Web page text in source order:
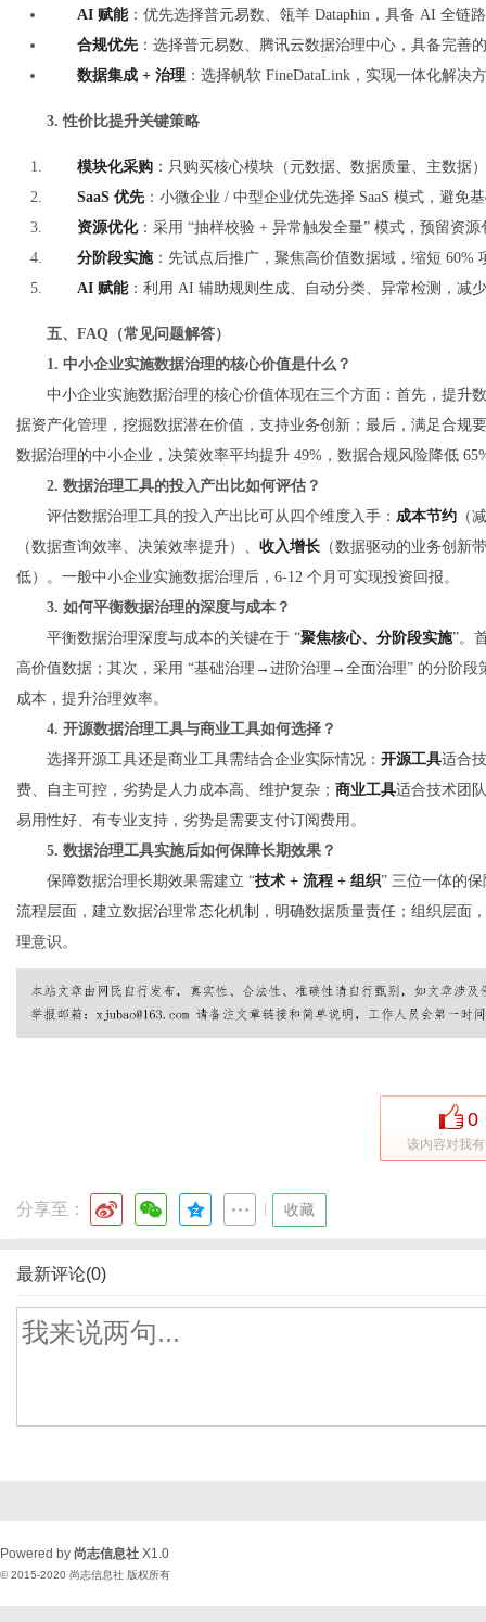
AI 赋能：优先选择普元易数、瓴羊 Dataphin，具备 AI 全链
合规优先：选择普元易数、腾讯云数据治理中心，具备完善
数据集成 + 治理 ：选择帆软 FineDataLink，实现一体化解决
3. 性价比提升关键策略
模块化采购 ：只购买核心模块（元数据、数据质量、主数据
SaaS 优先：小微企业 / 中型企业优先选择 SaaS 模式，避免
资源优化：采用 “抽样校验 + 异常触发全量” 模式，预留资
分阶段实施：先试点后推广，聚焦高价值数据域，缩短 60%
AI 赋能：利用 AI 辅助规则生成、自动分类、异常检测，减
五、FAQ（常见问题解答）
1. 中小企业实施数据治理的核心价值是什么？
中小企业实施数据治理的核心价值体现在三个方面：首先，提升
据资产化管理，挖掘数据潜在价值，支持业务创新；最后，满足合规
数据治理的中小企业，决策效率平均提升 49%，数据合规风险降低
2. 数据治理工具的投入产出比如何评估？
评估数据治理工具的投入产出比可从四个维度入手： 成本节约 （
（数据查询效率、决策效率提升）、 收入增长 （数据驱动的业务创新
低）。一般中小企业实施数据治理后，6-12 个月可实现投资回报。
3. 如何平衡数据治理的深度与成本？
平衡数据治理深度与成本的关键在于 “聚焦核心、分阶段实施”。
高价值数据；其次，采用 “基础治理→进阶治理→全面治理” 的分阶
成本，提升治理效率。
4. 开源数据治理工具与商业工具如何选择？
选择开源工具还是商业工具需结合企业实际情况： 开源工具适合
费、自主可控，劣势是人力成本高、维护复杂； 商业工具适合技术团
易用性好、有专业支持，劣势是需要支付订阅费用。
5. 数据治理工具实施后如何保障长期效果？
保障数据治理长期效果需建立 “技术 + 流程 + 组织” 三位一体的
流程层面，建立数据治理常态化机制，明确数据质量责任；组织层面
理意识。
0
该内容对我
分享至： 收藏
最新评论(0)
Powered by 尚志信息社 X1.0
© 2015-2020 尚志信息社 版权所有